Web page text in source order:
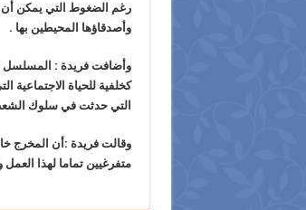
رغم الضغوط التي يمكن أن
وأصدقاؤها المحيطين بها .
كخلفية للحياة الاجتماعية
التي حدثت في سلوك الشعب
وقالت فريدة :أن المخرج
متفرغيين تماما لهذا